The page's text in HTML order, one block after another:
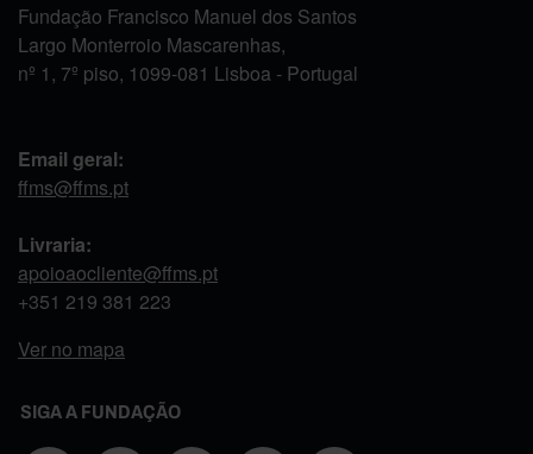
Fundação Francisco Manuel dos Santos
Largo Monterroio Mascarenhas,
nº 1, 7º piso, 1099-081 Lisboa - Portugal
Email geral:
ffms@ffms.pt
Livraria:
apoioaocliente@ffms.pt
+351 219 381 223
Ver no mapa
SIGA A FUNDAÇÃO